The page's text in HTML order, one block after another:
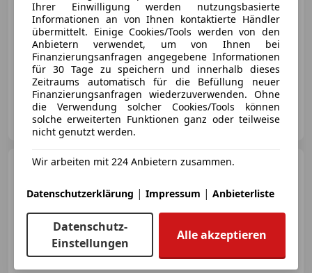
01/2026 1 120 km Elektro 360 kW (489 PS)
Birngruber GmbH & Co KG
AT-3500 Krems
Audi A3Limousine 35 TDI
Ihrer Einwilligung werden nutzungsbasierte
Informationen an von Ihnen kontaktierte Händler
übermittelt. Einige Cookies/Tools werden von den
Anbietern verwendet, um von Ihnen bei
Finanzierungsanfragen angegebene Informationen
für 30 Tage zu speichern und innerhalb dieses
Zeitraums automatisch für die Befüllung neuer
Finanzierungsanfragen wiederzuverwenden. Ohne
die Verwendung solcher Cookies/Tools können
solche erweiterten Funktionen ganz oder teilweise
nicht genutzt werden.
Wir arbeiten mit 224 Anbietern zusammen.
Datenschutzerklärung | Impressum | Anbieterliste
Datenschutz-
Einstellungen
Alle akzeptieren